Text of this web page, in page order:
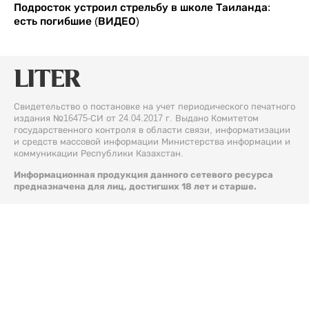
Подросток устроил стрельбу в школе Таиланда:
есть погибшие (ВИДЕО)
Свидетельство о постановке на учет периодического печатного
издания №16475-СИ от 24.04.2017 г. Выдано Комитетом
государственного контроля в области связи, информатизации
и средств массовой информации Министерства информации и
коммуникации Республики Казахстан.
Информационная продукция данного сетевого ресурса
предназначена для лиц, достигших 18 лет и старше.